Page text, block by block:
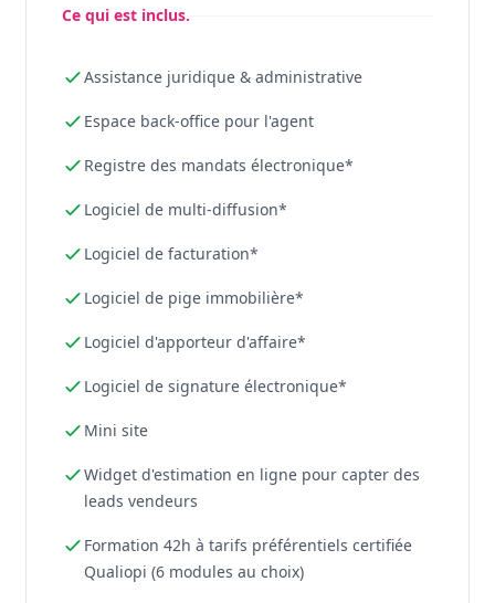
Ce qui est inclus.
Assistance juridique & administrative
Espace back-office pour l'agent
Registre des mandats électronique*
Logiciel de multi-diffusion*
Logiciel de facturation*
Logiciel de pige immobilière*
Logiciel d'apporteur d'affaire*
Logiciel de signature électronique*
Mini site
Widget d'estimation en ligne pour capter des
leads vendeurs
Formation 42h à tarifs préférentiels certifiée
Qualiopi (6 modules au choix)